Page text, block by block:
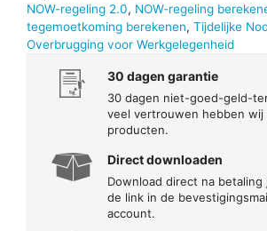
NOW-regeling 2.0, NOW-regeling
tegemoetkoming berekenen, Tijdelijke
Overbrugging voor Werkgelegenheid
30 dagen garantie
30 dagen niet-goed-geld-
veel vertrouwen hebben wij
producten.
Direct downloaden
Download direct na
de link in de
account.